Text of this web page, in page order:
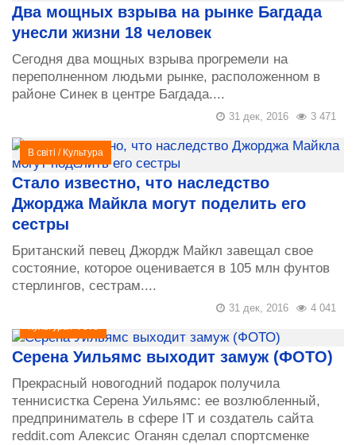
Два мощных взрыва на рынке Багдада
унесли жизни 18 человек
Сегодня два мощных взрыва прогремели на
переполненном людьми рынке, расположенном в
районе Синек в центре Багдада....
3 471
31 дек, 2016
В світі / Культура
Стало известно, что наследство
Джорджа Майкла могут поделить его
сестры
Британский певец Джордж Майкл завещал свое
состояние, которое оценивается в 105 млн фунтов
стерлингов, сестрам....
4 041
31 дек, 2016
Культура/Фото
Серена Уильямс выходит замуж (ФОТО)
Прекрасный новогодний подарок получила
теннисистка Серена Уильямс: ее возлюбленный,
предприниматель в сфере IT и создатель сайта
reddit.com Алексис Оганян сделал спортсменке